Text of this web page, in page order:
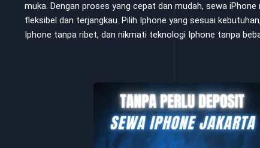
muka. Dengan proses yang cepat dan mudah, sewa iPhone
fleksibel dan terjangkau. Pilih Iphone yang sesuai
Iphone tanpa ribet, dan nikmati teknologi Iphone tanpa